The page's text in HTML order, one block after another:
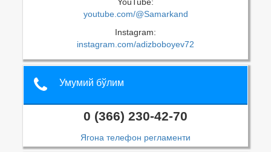
YouTube:
youtube.com/@Samarkand
Instagram:
instagram.com/adizboboyev72
Умумий бўлим
0 (366) 230-42-70
Ягона телефон регламенти